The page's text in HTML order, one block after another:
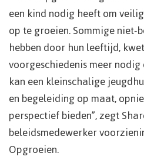
een kind nodig heeft om
op te groeien. Sommige
hebben door hun leeftijd,
voorgeschiedenis meer
kan een kleinschalige
en begeleiding op maat,
perspectief bieden”, zegt
beleidsmedewerker
Opgroeien.